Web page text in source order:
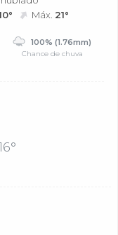
Máx. 21°
100% (1.76mm)
Chance de chuva